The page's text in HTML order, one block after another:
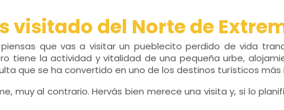
visitado del Norte de
que vas a visitar un pueblecito perdido de vida
tiene la actividad y vitalidad de una pequeña urbe,
que se ha convertido en uno de los destinos turísticos
muy al contrario. Hervás bien merece una visita y, si lo